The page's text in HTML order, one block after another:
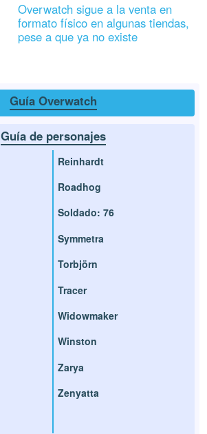
Overwatch sigue a la venta en
formato físico en algunas tiendas,
pese a que ya no existe
Guía Overwatch
Guía de personajes
Reinhardt
Roadhog
Soldado: 76
Symmetra
Torbjörn
Tracer
Widowmaker
Winston
Zarya
Zenyatta